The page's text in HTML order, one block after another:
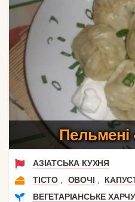
Пельмені
АЗІАТСЬКА КУХНЯ
ТІСТО , ОВОЧІ ,
ВЕГЕТАРІАНСЬКЕ